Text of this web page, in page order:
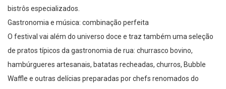
bistrôs especializados.
Gastronomia e música: combinação perfeita
O festival vai além do universo doce e traz também uma seleção
de pratos típicos da gastronomia de rua: churrasco bovino,
hambúrgueres artesanais, batatas recheadas, churros, Bubble
Waffle e outras delícias preparadas por chefs renomados do